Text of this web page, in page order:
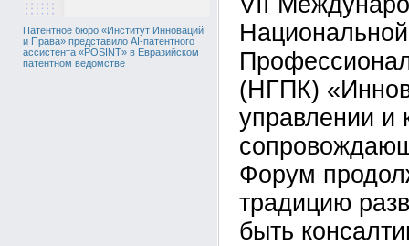
Патентное бюро «Институт Инноваций
и Права» представило AI-патентного
ассистента «POSINT» в Евразийском
патентном ведомстве
(НГПК)
управлении и
Форум
традицию
быть